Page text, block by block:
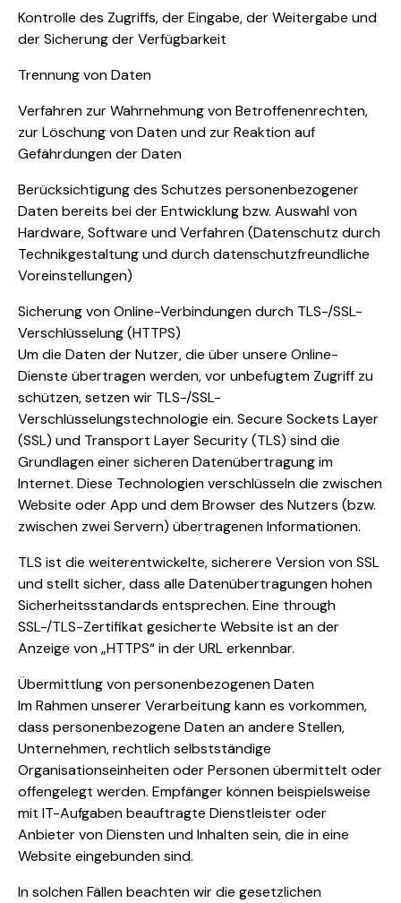
Kontrolle des Zugriffs, der Eingabe, der Weitergabe und
der Sicherung der Verfügbarkeit
Trennung von Daten
Verfahren zur Wahrnehmung von Betroffenenrechten,
zur Löschung von Daten und zur Reaktion auf
Gefährdungen der Daten
Berücksichtigung des Schutzes personenbezogener
Daten bereits bei der Entwicklung bzw. Auswahl von
Hardware, Software und Verfahren (Datenschutz durch
Technikgestaltung und durch datenschutzfreundliche
Voreinstellungen)
Sicherung von Online-Verbindungen durch TLS-/SSL-
Verschlüsselung (HTTPS)
Um die Daten der Nutzer, die über unsere Online-
Dienste übertragen werden, vor unbefugtem Zugriff zu
schützen, setzen wir TLS-/SSL-
Verschlüsselungstechnologie ein. Secure Sockets Layer
(SSL) und Transport Layer Security (TLS) sind die
Grundlagen einer sicheren Datenübertragung im
Internet. Diese Technologien verschlüsseln die zwischen
Website oder App und dem Browser des Nutzers (bzw.
zwischen zwei Servern) übertragenen Informationen.
TLS ist die weiterentwickelte, sicherere Version von SSL
und stellt sicher, dass alle Datenübertragungen hohen
Sicherheitsstandards entsprechen. Eine through
SSL-/TLS-Zertifikat gesicherte Website ist an der
Anzeige von „HTTPS“ in der URL erkennbar.
Übermittlung von personenbezogenen Daten
Im Rahmen unserer Verarbeitung kann es vorkommen,
dass personenbezogene Daten an andere Stellen,
Unternehmen, rechtlich selbstständige
Organisationseinheiten oder Personen übermittelt oder
offengelegt werden. Empfänger können beispielsweise
mit IT-Aufgaben beauftragte Dienstleister oder
Anbieter von Diensten und Inhalten sein, die in eine
Website eingebunden sind.
In solchen Fällen beachten wir die gesetzlichen